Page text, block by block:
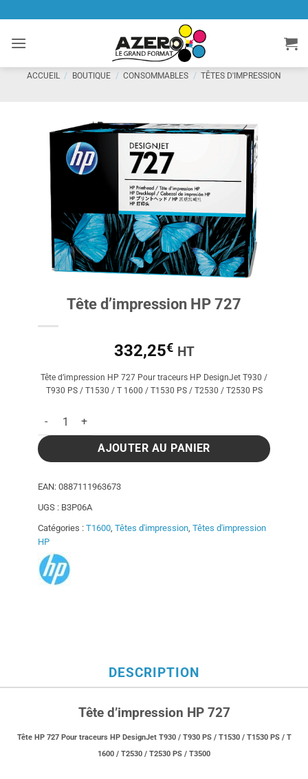
contenu
ACCUEIL / BOUTIQUE / CONSOMMABLES / TÊTES D'IMPRESSION
Tête d’impression HP 727
332,25€ HT
Tête d’impression HP 727 Pour traceurs HP DesignJet T930 /
T930 PS / T1530 / T 1600 / T1530 PS / T2530 / T2530 PS
quantité de Tête d'impression HP 727
AJOUTER AU PANIER
EAN: 0887111963673
UGS : B3P06A
Catégories : T1600, Têtes d'impression, Têtes d'impression
HP
DESCRIPTION
Tête d’impression HP 727
Tête HP 727 Pour traceurs HP DesignJet T930 / T930 PS / T1530 / T1530 PS / T
1600 / T2530 / T2530 PS / T3500